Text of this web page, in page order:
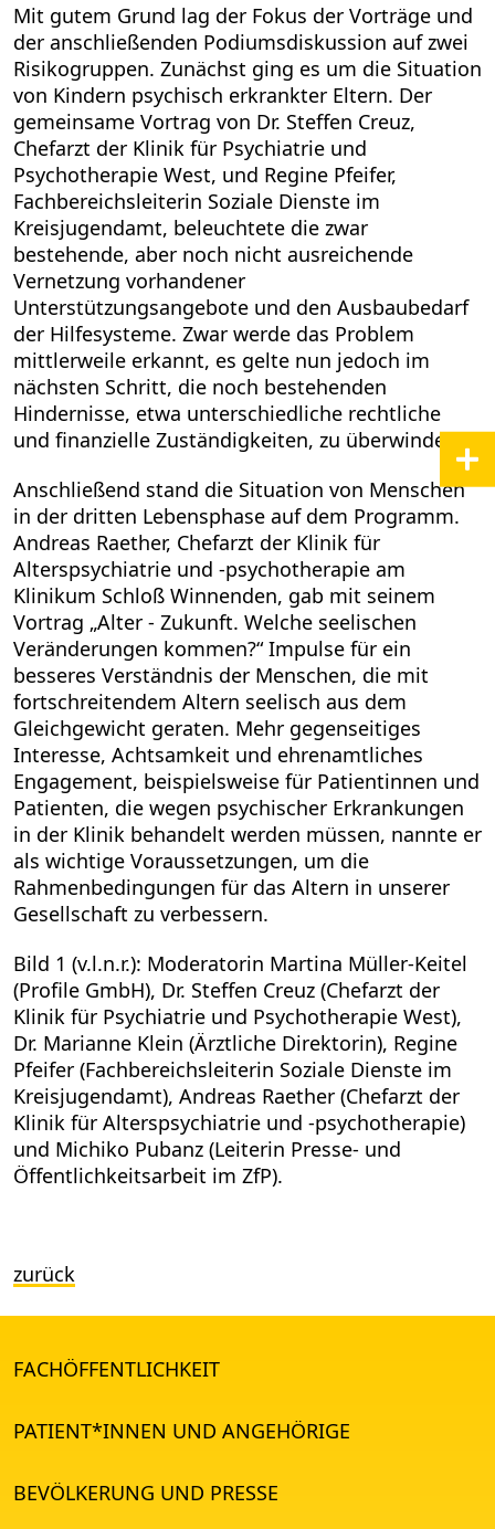
Mit gutem Grund lag der Fokus der Vorträge und
der anschließenden Podiumsdiskussion auf zwei
Risikogruppen. Zunächst ging es um die Situation
von Kindern psychisch erkrankter Eltern. Der
gemeinsame Vortrag von Dr. Steffen Creuz,
Chefarzt der Klinik für Psychiatrie und
Psychotherapie West, und Regine Pfeifer,
Fachbereichsleiterin Soziale Dienste im
Kreisjugendamt, beleuchtete die zwar
bestehende, aber noch nicht ausreichende
Vernetzung vorhandener
Unterstützungsangebote und den Ausbaubedarf
der Hilfesysteme. Zwar werde das Problem
mittlerweile erkannt, es gelte nun jedoch im
nächsten Schritt, die noch bestehenden
Hindernisse, etwa unterschiedliche rechtliche
und finanzielle Zuständigkeiten, zu überwinden.
Anschließend stand die Situation von Menschen
in der dritten Lebensphase auf dem Programm.
Andreas Raether, Chefarzt der Klinik für
Alterspsychiatrie und -psychotherapie am
Klinikum Schloß Winnenden, gab mit seinem
Vortrag „Alter - Zukunft. Welche seelischen
Veränderungen kommen?“ Impulse für ein
besseres Verständnis der Menschen, die mit
fortschreitendem Altern seelisch aus dem
Gleichgewicht geraten. Mehr gegenseitiges
Interesse, Achtsamkeit und ehrenamtliches
Engagement, beispielsweise für Patientinnen und
Patienten, die wegen psychischer Erkrankungen
in der Klinik behandelt werden müssen, nannte er
als wichtige Voraussetzungen, um die
Rahmenbedingungen für das Altern in unserer
Gesellschaft zu verbessern.
Bild 1 (v.l.n.r.): Moderatorin Martina Müller-Keitel
(Profile GmbH), Dr. Steffen Creuz (Chefarzt der
Klinik für Psychiatrie und Psychotherapie West),
Dr. Marianne Klein (Ärztliche Direktorin), Regine
Pfeifer (Fachbereichsleiterin Soziale Dienste im
Kreisjugendamt), Andreas Raether (Chefarzt der
Klinik für Alterspsychiatrie und -psychotherapie)
und Michiko Pubanz (Leiterin Presse- und
Öffentlichkeitsarbeit im ZfP).
zurück
FACHÖFFENTLICHKEIT
PATIENT*INNEN UND ANGEHÖRIGE
BEVÖLKERUNG UND PRESSE